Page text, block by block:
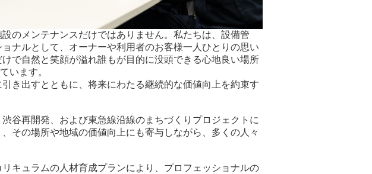
のメンテナンスだけではありません。私たちは、設備管
ナルとして、オーナーや利用者のお客様一人ひとりの思い
で自然と笑顔が溢れ誰もが目的に没頭できる心地良い場所
います。
き出すとともに、将来にわたる継続的な価値向上を約束す
谷再開発、および東急線沿線のまちづくりプロジェクトに
その場所や地域の価値向上にも寄与しながら、多くの人々
リキュラムの人材育成プランにより、プロフェッショナルの